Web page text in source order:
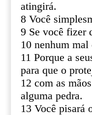
atingirá.
8 Você
9 Se você fizer
10 nenhum mal
11 Porque a
para que o
12 com as
alguma pedra.
13 Você pisará